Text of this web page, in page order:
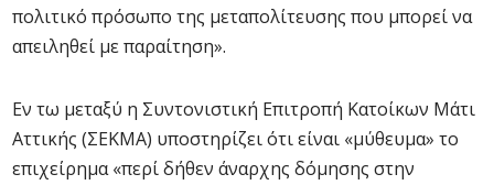
πολιτικό πρόσωπο της μεταπολίτευσης που μπορεί να
απειληθεί με παραίτηση».
Εν τω μεταξύ η Συντονιστική Επιτροπή Κατοίκων Μάτι
Αττικής (ΣΕΚΜΑ) υποστηρίζει ότι είναι «μύθευμα» το
επιχείρημα «περί δήθεν άναρχης δόμησης στην